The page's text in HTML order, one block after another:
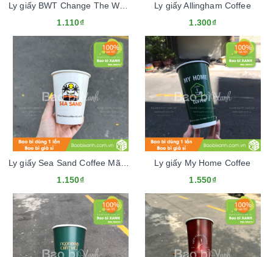
Ly giấy BWT Change The World
1.110₫
Ly giấy Allingham Coffee
1.300₫
Ly giấy Sea Sand Coffee Mãu Tết 2024
1.150₫
Ly giấy My Home Coffee
1.550₫